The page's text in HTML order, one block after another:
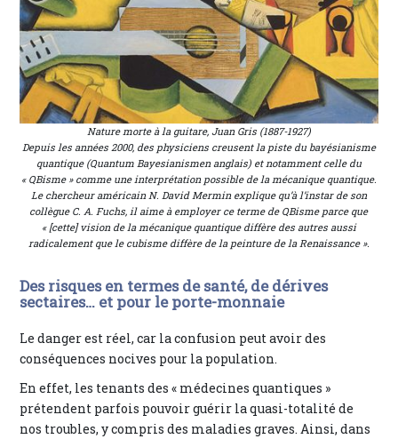
Nature morte à la guitare, Juan Gris (1887-1927)
Depuis les années 2000, des physiciens creusent la piste du bayésianisme
quantique (Quantum Bayesianismen anglais) et notamment celle du
« QBisme » comme une interprétation possible de la mécanique quantique.
Le chercheur américain N. David Mermin explique qu’à l’instar de son
collègue C. A. Fuchs, il aime à employer ce terme de QBisme parce que
« [cette] vision de la mécanique quantique diffère des autres aussi
radicalement que le cubisme diffère de la peinture de la Renaissance ».
Des risques en termes de santé, de dérives
sectaires… et pour le porte-monnaie
Le danger est réel, car la confusion peut avoir des
conséquences nocives pour la population.
En effet, les tenants des « médecines quantiques »
prétendent parfois pouvoir guérir la quasi-totalité de
nos troubles, y compris des maladies graves. Ainsi, dans